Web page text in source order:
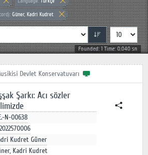
Güner, Kadri Kudret
Founded: 1 Time: 0.040 sn
Devlet Konservatuvarı
Şarkı: Acı sözler
N-00638
Kudret Güner
Kadri Kudret